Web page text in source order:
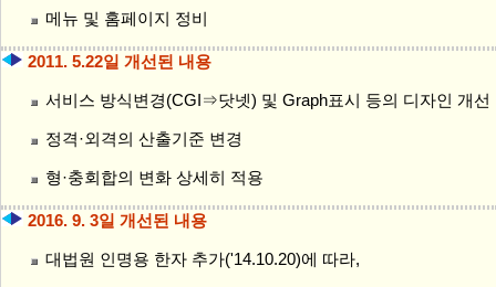
메뉴 및 홈페이지 정비
2011. 5.22일 개선된 내용
서비스 방식변경(CGI⇒닷넷) 및 Graph표시 등의 디자인 개선
정격·외격의 산출기준 변경
형·충회합의 변화 상세히 적용
2016. 9. 3일 개선된 내용
대법원 인명용 한자 추가('14.10.20)에 따라,